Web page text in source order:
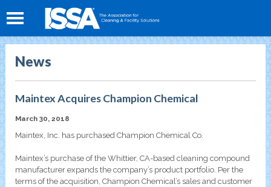
News
Maintex Acquires Champion Chemical
March 30, 2018
Maintex, Inc. has purchased Champion Chemical Co.
Maintex’s purchase of the Whittier, CA-based cleaning compound
manufacturer expands the company’s product portfolio. Per the
terms of the acquisition, Champion Chemical’s sales and customer